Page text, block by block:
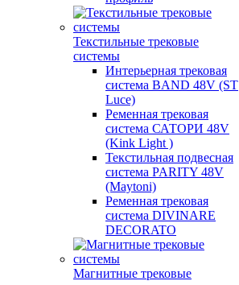
Текстильные трековые
системы
Интерьерная трековая
система BAND 48V (ST
Luce)
Ременная трековая
система САТОРИ 48V
(Kink Light )
Текстильная подвесная
система PARITY 48V
(Maytoni)
Ременная трековая
система DIVINARE
DECORATO
Магнитные трековые